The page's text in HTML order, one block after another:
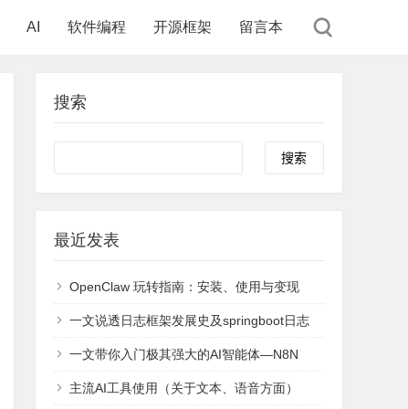
AI 软件编程 开源框架 留言本
搜索
Search
最近发表
OpenClaw 玩转指南：安装、使用与变现
一文说透日志框架发展史及springboot日志
一文带你入门极其强大的AI智能体—N8N
主流AI工具使用（关于文本、语音方面）